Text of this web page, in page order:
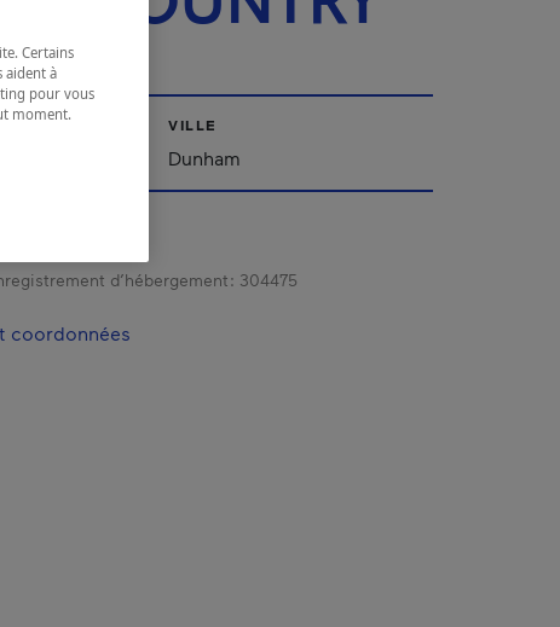
VILLE
Dunham
d’hébergement : 304475
coordonnées
Certains
aident à
pour vous
moment.